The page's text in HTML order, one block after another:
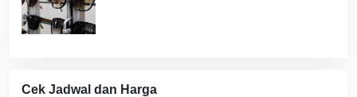
Cek Jadwal dan Harga